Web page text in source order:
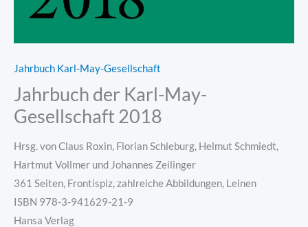
Jahrbuch Karl-May-Gesellschaft
Jahrbuch der Karl-May-
Gesellschaft 2018
Hrsg. von Claus Roxin, Florian Schleburg, Helmut Schmiedt,
Hartmut Vollmer und Johannes Zeilinger
361 Seiten, Frontispiz, zahlreiche Abbildungen, Leinen
ISBN 978-3-941629-21-9
Hansa Verlag